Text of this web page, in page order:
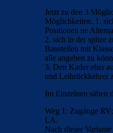
Jetzt zu den 3
Möglichkeiten. 1.
Positionen ne
2. sich in der spitze
Baustellen mit
alle angehen zu
3. Den Kader eher
und Leihrückkehrer
Im Einzelnen sähen
Weg 1: Zugänge
LA.
Nach dieser